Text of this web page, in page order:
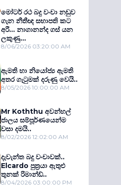
මෝටර් රථ බදු වංචා නඩුව
ගැන නීතීඥ සභාපති කට
අරී... නාගානන්ද ගස් යන
ලකුණු...
8/06/2026 03:20:00 AM
ඇමති හා නියෝජ්‍ය ඇමති
අතර ගැටුමක් දරුණු වෙයි..
8/05/2026 10:00:00 AM
Mr Koththu අවන්හල්
ජාලය සම්පූර්ණයෙන්ම
වසා දමයි..
8/02/2026 12:02:00 AM
දැවැන්ත බදු වංචාවක්..
Elcardo පුත‍්‍රයා ඇතුළු
තුනක් රිමාන්ඩ්..
8/04/2026 03:00:00 PM